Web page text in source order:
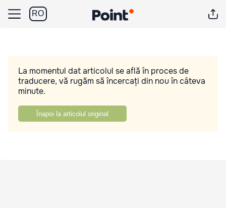
RO
La momentul dat articolul se află în proces de
traducere, vă rugăm să încercați din nou în câteva
minute.
Înapoi la articolul original